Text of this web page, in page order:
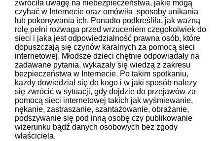
zwróciła uwagę na niebezpieczeństwa, jakie mogą
czyhać w Internecie oraz omówiła sposoby unikania
lub pokonywania ich. Ponadto podkreśliła, jak ważną
rolę pełni rozwaga przed wrzuceniem czegokolwiek do
sieci i jaka jest odpowiedzialność prawna osób, które
dopuszczają się czynów karalnych za pomocą sieci
internetowej. Młodsze dzieci chętnie odpowiadały na
zadawane pytania, wykazały się wiedzą z zakresu
bezpieczeństwa w Internecie. Po takim spotkaniu,
każdy dowiedział się do kogo i w jaki sposób należy
się zwrócić w sytuacji, gdy dojdzie do przejawów za
pomocą sieci internetowej takich jak wyśmiewanie,
nękanie, zastraszanie, szantażowanie, obrażanie,
podszywanie się pod inną osobę czy publikowanie
wizerunku bądź danych osobowych bez zgody
właściciela.